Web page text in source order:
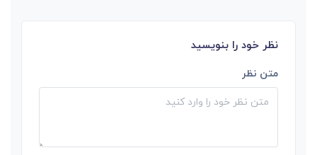
نظر خود را بنویسید
متن نظر